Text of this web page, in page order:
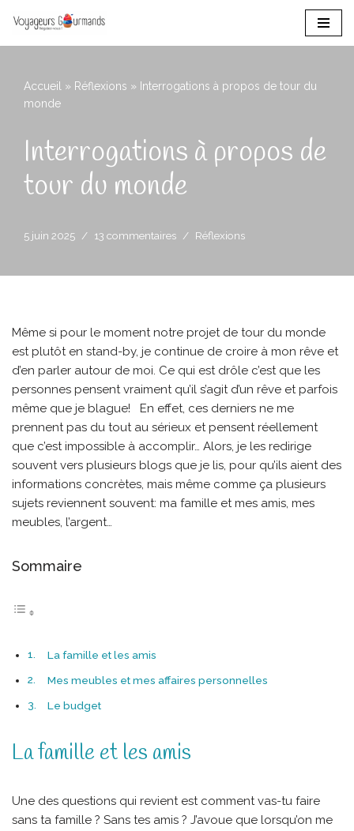
Aller
contenu
Accueil » Réflexions » Interrogations à propos de tour du
monde
Interrogations à propos de
tour du monde
5 juin 2025 13 commentaires Réflexions
Même si pour le moment notre projet de tour du monde
est plutôt en stand-by, je continue de croire à mon rêve et
d’en parler autour de moi. Ce qui est drôle c’est que les
personnes pensent vraiment qu’il s’agit d’un rêve et parfois
même que je blague! En effet, ces derniers ne me
prennent pas du tout au sérieux et pensent réellement
que c’est impossible à accomplir… Alors, je les redirige
souvent vers plusieurs blogs que je lis, pour qu’ils aient des
informations concrètes, mais même comme ça plusieurs
sujets reviennent souvent: ma famille et mes amis, mes
meubles, l’argent…
Sommaire
La famille et les amis
Mes meubles et mes affaires personnelles
Le budget
La famille et les amis
Une des questions qui revient est comment vas-tu faire
sans ta famille ? Sans tes amis ? J’avoue que lorsqu’on me